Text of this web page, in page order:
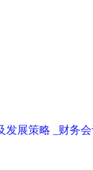
发展策略 _财务